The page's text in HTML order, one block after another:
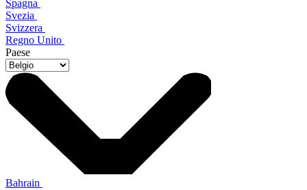
Spagna
Svezia
Svizzera
Regno Unito
Paese
Bahrain